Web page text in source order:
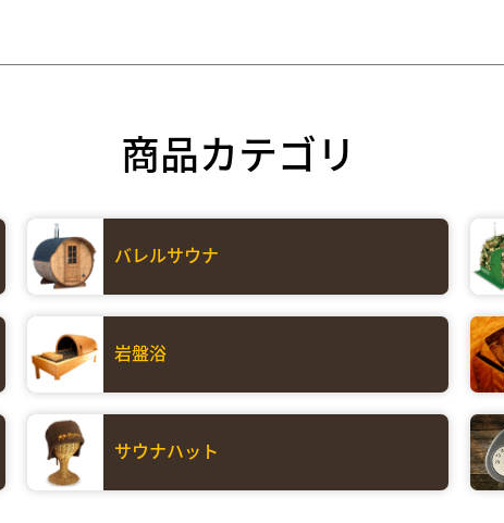
商品カテゴリ
バレルサウナ
岩盤浴
サウナハット